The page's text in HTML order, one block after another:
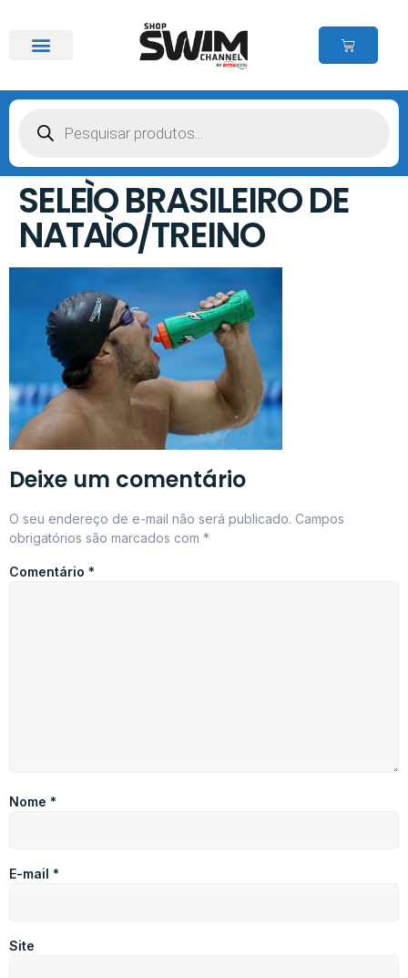
SELEÌO BRASILEIRO DE
NATAÌO/TREINO
Deixe um comentário
O seu endereço de e-mail não será publicado. Campos
obrigatórios são marcados com *
Comentário *
Nome *
E-mail *
Site